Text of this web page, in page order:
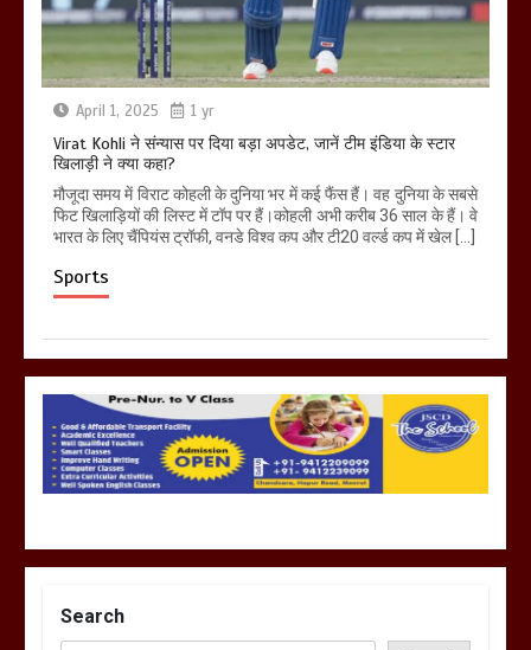
April 1, 2025 1 yr
Virat Kohli ने संन्यास पर दिया बड़ा अपडेट, जानें टीम इंडिया के स्टार
खिलाड़ी ने क्या कहा?
मौजूदा समय में विराट कोहली के दुनिया भर में कई फैंस हैं। वह दुनिया के सबसे
फिट खिलाड़ियों की लिस्ट में टॉप पर हैं।कोहली अभी करीब 36 साल के हैं। वे
भारत के लिए चैंपियंस ट्रॉफी, वनडे विश्व कप और टी20 वर्ल्ड कप में खेल […]
Sports
Search